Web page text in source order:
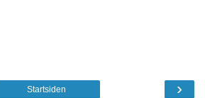
›
Startsiden